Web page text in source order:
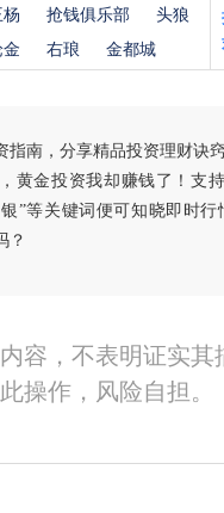
杨 抢钱俱乐部
头狼
右琅 金都城
指南，分享精品投资理财诀
黄金投资我却赚钱了！支
银”等关键词便可知晓即时
？
容，不表明证实
操作，风险自担。